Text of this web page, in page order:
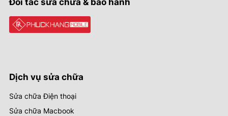
Dịch vụ sửa chữa
Sửa chữa Điện thoại
Sửa chữa Macbook